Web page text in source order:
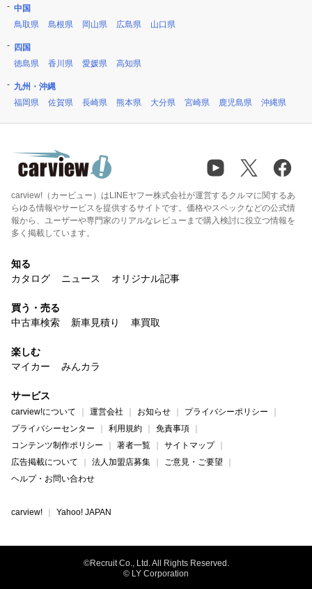
中国
鳥取県
島根県 岡山県 広島県 山口県
四国
徳島県
香川県 愛媛県 高知県
九州・沖縄
福岡県
佐賀県 長崎県 熊本県 大分県 宮崎県 鹿児島県 沖縄県
carview!（カービュー）はLINEヤフー株式会社が運営するクルマに関するあ
らゆる情報やサービスを提供するサイトです。価格やスペックなどの公式情
報から、ユーザーや専門家のリアルなレビューまで購入検討に役立つ情報を
多く掲載しています。
知る
カタログ
ニュース オリジナル記事
買う・売る
中古車検索
新車見積り 車買取
楽しむ
マイカー
みんカラ
サービス
carview!について 運営会社 お知らせ
プライバシーポリシー
プライバシーセンター
利用規約
免責事項
コンテンツ制作ポリシー
著者一覧
サイトマップ
広告掲載について
法人加盟店募集
ご意見・ご要望
ヘルプ・お問い合わせ
carview! Yahoo! JAPAN
©Recruit Co., Ltd. All Rights Reserved.
© LY Corporation